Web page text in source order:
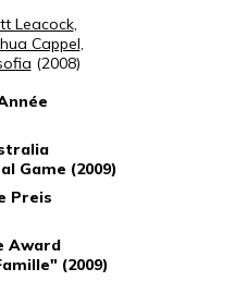
Leacock,
Cappel,
(2008)
Game (2009)
Preis
Award
(2009)